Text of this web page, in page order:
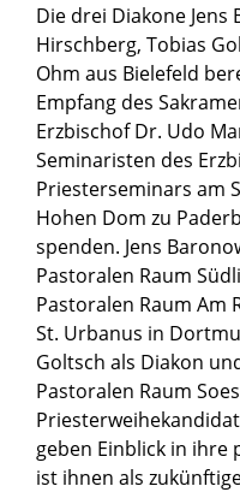
Die drei Diakone
Hirschberg, Tobias
Ohm aus Bielefeld
Empfang des
Erzbischof Dr. Udo
Seminaristen des
Priesterseminars am
Hohen Dom zu
spenden. Jens
Pastoralen Raum
Pastoralen Raum Am
St. Urbanus in
Goltsch als Diakon
Pastoralen Raum
geben Einblick in ihre
ist ihnen als